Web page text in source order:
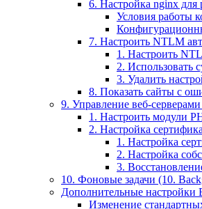
6. Настройка nginx для
Условия работы
7. Настроить NTLM
1. Настроить
2. Использовать
3. Удалить
8. Показать сайты с
9. Управление веб-
1. Настроить модули
2. Настройка
1. Настройка
2. Настройка
3.
10. Фоновые задачи (10.
Дополнительные
Изменение